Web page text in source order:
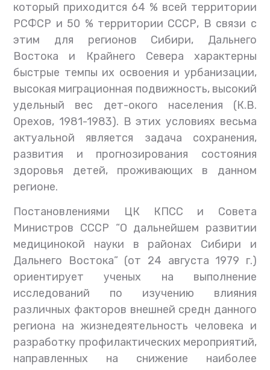
который приходится 64 % всей территории
РСФСР и 50 % территории СССР, В связи с
этим для регионов Сибири, Дальнего
Востока и Крайнего Севера характерны
быстрые темпы их освоения и урбанизации,
высокая миграционная подвижность, высокий
удельный вес дет-окого населения (К.В.
Орехов, 1981-1983). В этих условиях весьма
актуальной является задача сохранения,
развития и прогнозирования состояния
здоровья детей, проживающих в данном
регионе.
Постановлениями ЦК КПСС и Совета
Министров СССР “О дальнейшем развитии
медицинокой науки в районах Сибири и
Дальнего Востока” (от 24 августа 1979 г.)
ориентирует ученых на выполнение
исследований по изучению влияния
различных факторов внешней средн данного
региона на жизнедеятельность человека и
разработку профилактических мероприятий,
направленных на снижение наиболее